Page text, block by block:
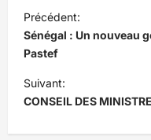
a
v
i
g
a
Précédent:
Sénégal : Un nouveau
Pastef
Suivant:
CONSEIL DES